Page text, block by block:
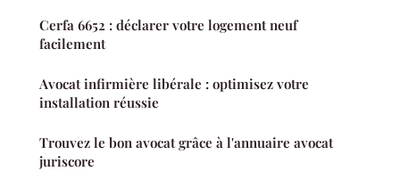
Cerfa 6652 : déclarer votre logement neuf
facilement
Avocat infirmière libérale : optimisez votre
installation réussie
Trouvez le bon avocat grâce à l'annuaire avocat
juriscore